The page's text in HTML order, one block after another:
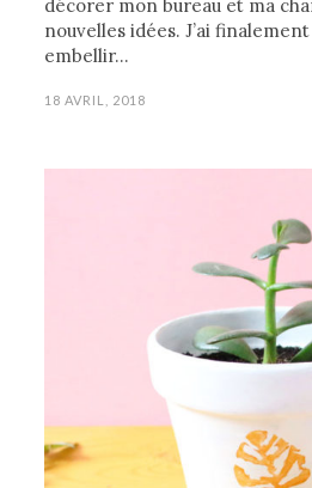
décorer mon bureau et ma
nouvelles idées. J’ai
embellir…
18 AVRIL, 2018